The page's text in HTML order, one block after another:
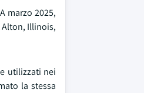
marzo 2025,
Illinois,
utilizzati nei
la stessa